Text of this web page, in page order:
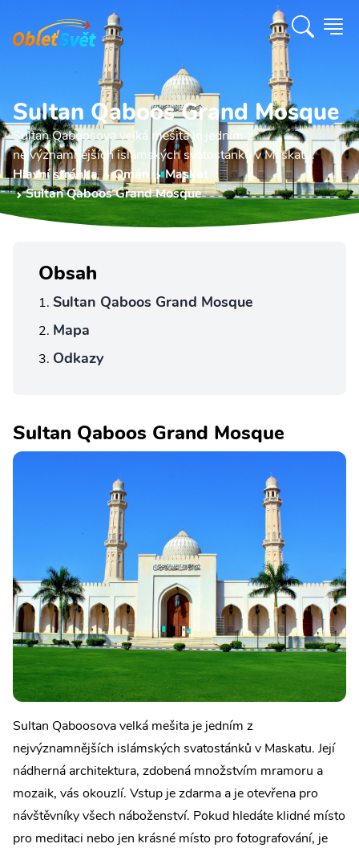
Sultan Qaboos Grand Mosque
Sultan Qaboosova velká mešita je jedním z
nejvýznamnějších islámských svatostánků v Maskatu.
Hlavní stránka
Omán
Maskat
Sultan Qaboos Grand Mosque
Obsah
Sultan Qaboos Grand Mosque
Mapa
Odkazy
Sultan Qaboos Grand Mosque
Sultan Qaboosova velká mešita je jedním z
nejvýznamnějších islámských svatostánků v Maskatu. Její
nádherná architektura, zdobená množstvím mramoru a
mozaik, vás okouzlí. Vstup je zdarma a je otevřena pro
návštěvníky všech náboženství. Pokud hledáte klidné místo
pro meditaci nebo jen krásné místo pro fotografování, je